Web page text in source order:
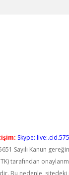
Skype:
Sayılı Kanun
tarafından
Bu nedenle,